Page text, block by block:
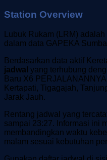
Station Overview
Lubuk Rukam (LRM)
dalam data GAPEKA
Berdasarkan data aktif
jadwal yang terhubung
Baru X6
Kertapati, Tigagajah,
Jarak Jauh.
Rentang jadwal yang
sampai 23:27. Informasi ini
membandingkan waktu
malam sesuai kebutuhan